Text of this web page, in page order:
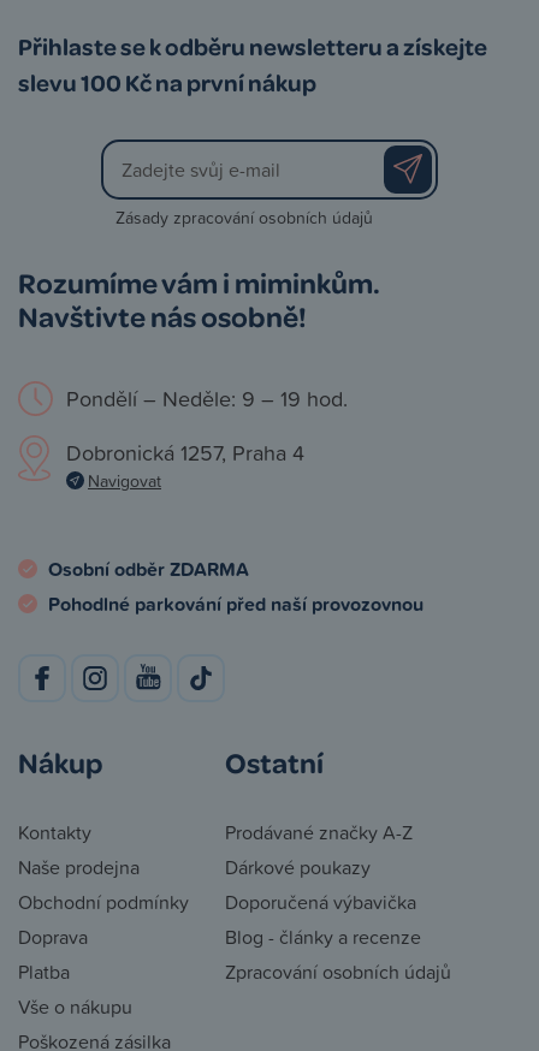
Přihlaste se k odběru newsletteru a získejte
slevu 100 Kč na první nákup
Zásady zpracování osobních údajů
Rozumíme vám i miminkům.
Navštivte nás osobně!
Pondělí – Neděle: 9 – 19 hod.
Dobronická 1257, Praha 4
Navigovat
Osobní odběr ZDARMA
Pohodlné parkování před naší provozovnou
Nákup
Kontakty
Naše prodejna
Obchodní podmínky
Doprava
Platba
Vše o nákupu
Poškozená zásilka
Ostatní
Prodávané značky A-Z
Dárkové poukazy
Doporučená výbavička
Blog - články a recenze
Zpracování osobních údajů